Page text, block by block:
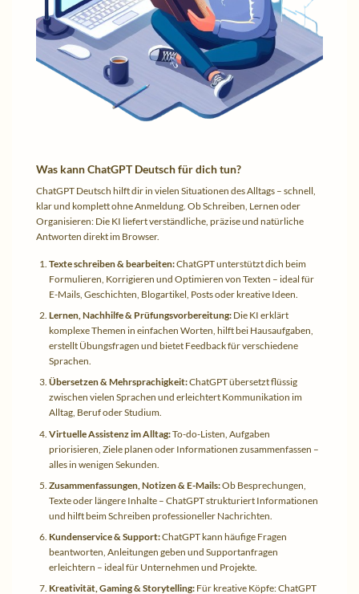
Was kann ChatGPT Deutsch für dich tun?
ChatGPT Deutsch hilft dir in vielen Situationen des Alltags – schnell,
klar und komplett ohne Anmeldung. Ob Schreiben, Lernen oder
Organisieren: Die KI liefert verständliche, präzise und natürliche
Antworten direkt im Browser.
Texte schreiben & bearbeiten:ChatGPT unterstützt dich beim
Formulieren, Korrigieren und Optimieren von Texten – ideal für
E-Mails, Geschichten, Blogartikel, Posts oder kreative Ideen.
Lernen, Nachhilfe & Prüfungsvorbereitung:Die KI erklärt
komplexe Themen in einfachen Worten, hilft bei Hausaufgaben,
erstellt Übungsfragen und bietet Feedback für verschiedene
Sprachen.
Übersetzen & Mehrsprachigkeit:ChatGPT übersetzt flüssig
zwischen vielen Sprachen und erleichtert Kommunikation im
Alltag, Beruf oder Studium.
Virtuelle Assistenz im Alltag:To-do-Listen, Aufgaben
priorisieren, Ziele planen oder Informationen zusammenfassen –
alles in wenigen Sekunden.
Zusammenfassungen, Notizen & E-Mails:Ob Besprechungen,
Texte oder längere Inhalte – ChatGPT strukturiert Informationen
und hilft beim Schreiben professioneller Nachrichten.
Kundenservice & Support:ChatGPT kann häufige Fragen
beantworten, Anleitungen geben und Supportanfragen
erleichtern – ideal für Unternehmen und Projekte.
Kreativität, Gaming & Storytelling: Für kreative Köpfe: ChatGPT